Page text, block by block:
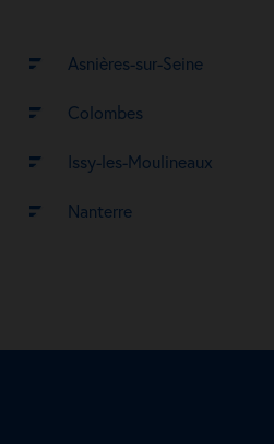
Asnières-sur-Seine
Colombes
Issy-les-Moulineaux
Nanterre